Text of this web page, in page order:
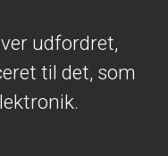
udfordret,
til det, som